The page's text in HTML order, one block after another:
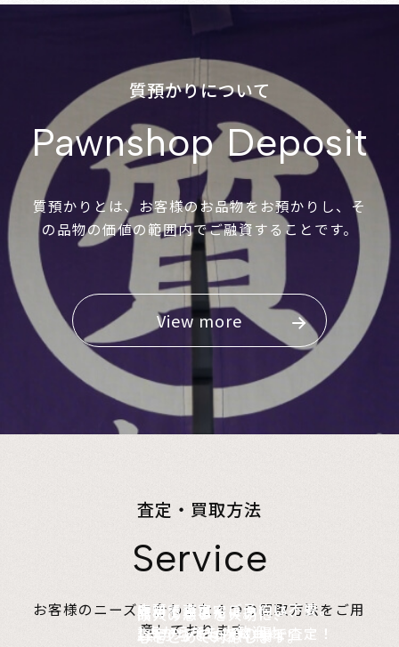
質預かりについて
Pawnshop Deposit
質預かりとは、お客様のお品物をお預かりし、そ
の品物の価値の範囲内でご融資することです。
View more
査定・買取方法
Service
お客様のニーズに合わせた４つの買取方法をご用
意しております。
店頭で査定、ご予約は不要。
1点からでも大歓迎！
無料でご自宅にお伺い、
査定のプロがその場で査定！
詰めて送るだけ。
1点からでも送料無料！
故人の想いを大切に、
心をこめて対応します。